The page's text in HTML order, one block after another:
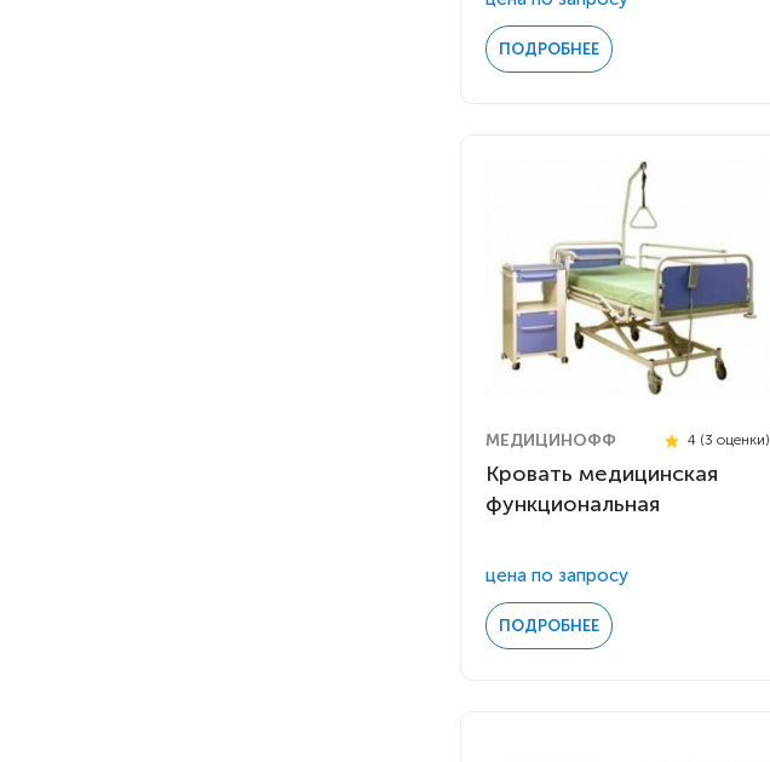
ПОДРОБНЕЕ
МЕДИЦИНОФФ 4 (3 оценки)
Кровать медицинская
функциональная
цена по запросу
ПОДРОБНЕЕ